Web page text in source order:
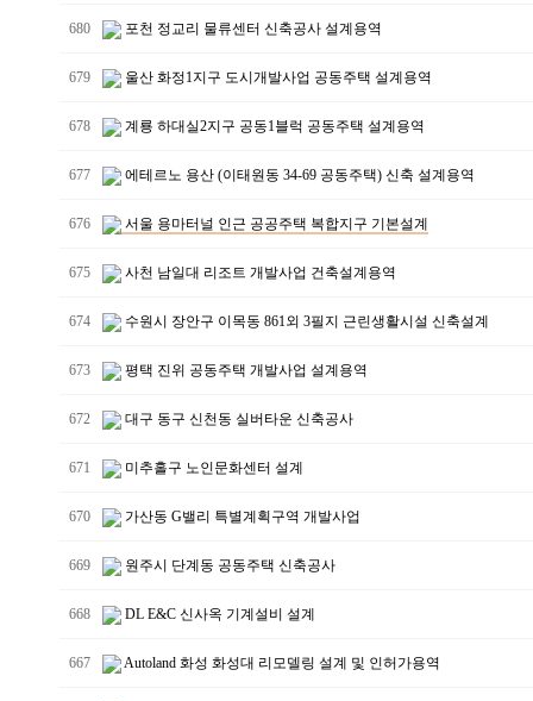
680 포천 정교리 물류센터 신축공사 설계용역
679 울산 화정1지구 도시개발사업 공동주택 설계용역
678 계룡 하대실2지구 공동1블럭 공동주택 설계용역
677 에테르노 용산 (이태원동 34-69 공동주택) 신축 설계용역
676 서울 용마터널 인근 공공주택 복합지구 기본설계
675 사천 남일대 리조트 개발사업 건축설계용역
674 수원시 장안구 이목동 861외 3필지 근린생활시설 신축설계
673 평택 진위 공동주택 개발사업 설계용역
672 대구 동구 신천동 실버타운 신축공사
671 미추홀구 노인문화센터 설계
670 가산동 G밸리 특별계획구역 개발사업
669 원주시 단계동 공동주택 신축공사
668 DL E&C 신사옥 기계설비 설계
667 Autoland 화성 화성대 리모델링 설계 및 인허가용역